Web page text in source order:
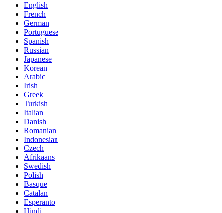
English
French
German
Portuguese
Spanish
Russian
Japanese
Korean
Arabic
Irish
Greek
Turkish
Italian
Danish
Romanian
Indonesian
Czech
Afrikaans
Swedish
Polish
Basque
Catalan
Esperanto
Hindi